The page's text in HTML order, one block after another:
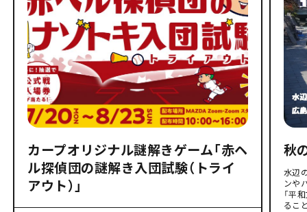
カープオリジナル謎解きゲーム「赤ヘ
ル探偵団の謎解き入団試験（トライ
アウト）」
秋
水辺
ンや
「平
るこ